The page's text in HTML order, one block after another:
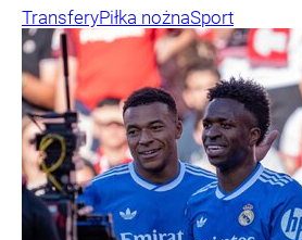
TransferyPiłka nożnaSport